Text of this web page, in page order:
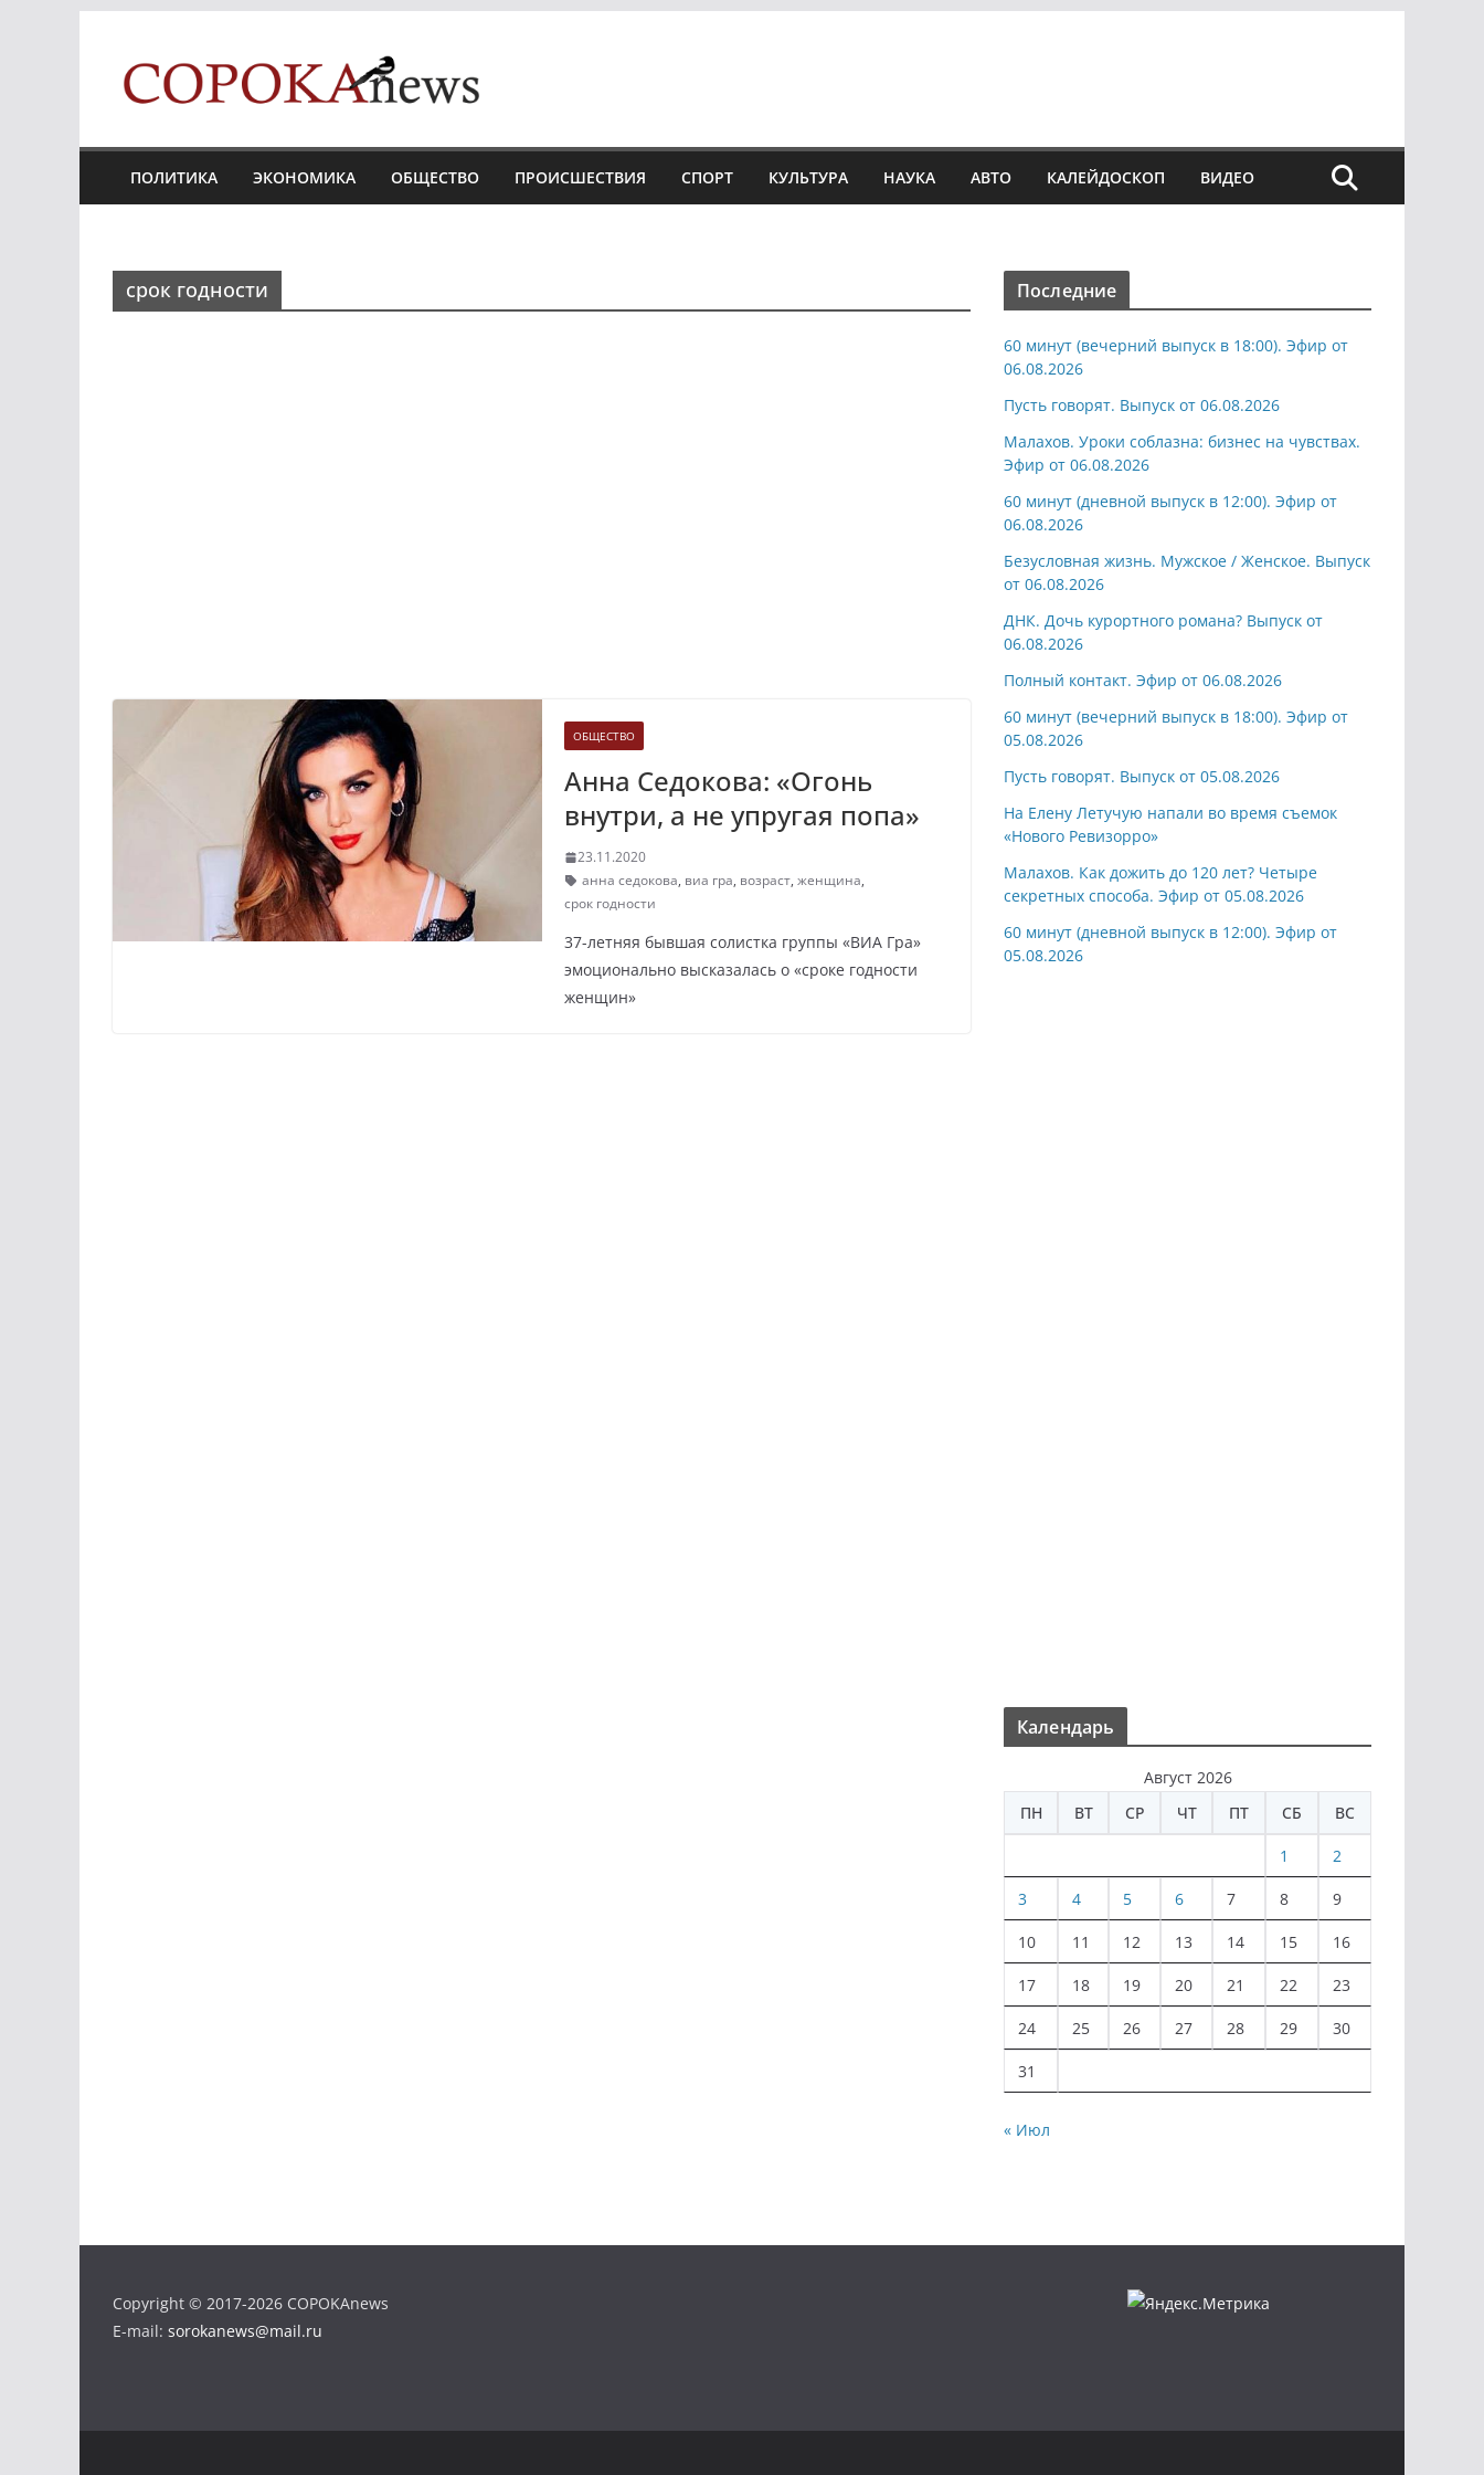
content
ПОЛИТИКА ЭКОНОМИКА ОБЩЕСТВО ПРОИСШЕСТВИЯ СПОРТ КУЛЬТУРА НАУКА АВТО КАЛЕЙДОСКОП ВИДЕО
срок годности
ОБЩЕСТВО
Анна Седокова: «Огонь
внутри, а не упругая попа»
23.11.2020
анна седокова, виа гра, возраст, женщина,
срок годности
37-летняя бывшая солистка группы «ВИА Гра»
эмоционально высказалась о «сроке годности
женщин»
Последние
60 минут (вечерний выпуск в 18:00). Эфир от
06.08.2026
Пусть говорят. Выпуск от 06.08.2026
Малахов. Уроки соблазна: бизнес на чувствах.
Эфир от 06.08.2026
60 минут (дневной выпуск в 12:00). Эфир от
06.08.2026
Безусловная жизнь. Мужское / Женское. Выпуск
от 06.08.2026
ДНК. Дочь курортного романа? Выпуск от
06.08.2026
Полный контакт. Эфир от 06.08.2026
60 минут (вечерний выпуск в 18:00). Эфир от
05.08.2026
Пусть говорят. Выпуск от 05.08.2026
На Елену Летучую напали во время съемок
«Нового Ревизорро»
Малахов. Как дожить до 120 лет? Четыре
секретных способа. Эфир от 05.08.2026
60 минут (дневной выпуск в 12:00). Эфир от
05.08.2026
Календарь
Август 2026
ПН
ВТ СР ЧТ ПТ СБ ВС
1 2
3 4 5 6 7 8 9
10 11 12 13 14 15 16
17 18 19 20 21 22 23
24 25 26 27 28 29 30
31
« Июл
Copyright © 2017-2026 COPOKAnews
E-mail: sorokanews@mail.ru